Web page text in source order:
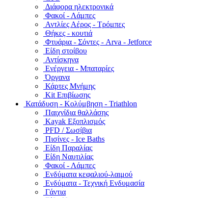
Διάφορα ηλεκτρονικά
Φακοί - Λάμπες
Αντλίες Αέρος - Τρόμπες
Θήκες - κουτιά
Φτυάρια - Σόντες - Arva - Jetforce
Είδη στοίβου
Αντίσκηνα
Ενέργεια - Μπαταρίες
Όργανα
Κάρτες Μνήμης
Kit Επιβίωσης
Κατάδυση - Κολύμβηση - Triathlon
Παιχνίδια θαλλάσης
Kayak Εξοπλισμός
PFD / Σωσίβια
Πισίνες - Ice Baths
Είδη Παραλίας
Είδη Ναυτιλίας
Φακοί - Λάμπες
Ενδύματα κεφαλιού-λαιμού
Ενδύματα - Τεχνική Ενδυμασία
Γάντια